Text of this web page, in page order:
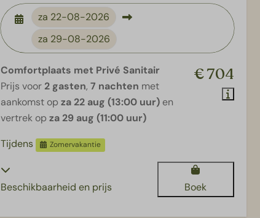
za 22-08-2026
za 29-08-2026
€ 704
Comfortplaats met Privé Sanitair
Prijs voor 2 gasten, 7 nachten met
aankomst op za 22 aug (13:00 uur) en
vertrek op za 29 aug (11:00 uur)
Tijdens
Zomervakantie
Beschikbaarheid en prijs Boek